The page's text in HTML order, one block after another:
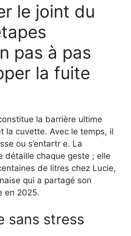
le joint du
pas à pas
la fuite
la barrière ultime
la cuvette. Avec le temps, il
ou s’entartr e. La
détaille chaque geste ; elle
de litres chez Lucie,
qui a partagé son
en 2025.
sans stress